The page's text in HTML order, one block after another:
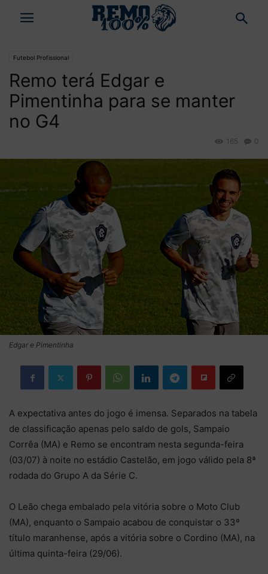
Futebol Profissional
Remo terá Edgar e
Pimentinha para se manter
no G4
0
165
Edgar e Pimentinha
A expectativa antes do jogo é imensa. Separados na tabela
de classificação apenas pelo saldo de gols, Sampaio
Corrêa (MA) e Remo se encontram nesta segunda-feira
(03/07) à noite no estádio Castelão, em jogo válido pela 8ª
rodada do Grupo A da Série C.
O Leão chega embalado pela vitória sobre o Moto Club
(MA), enquanto o Sampaio acabou de conquistar o 33º
título maranhense, após a vitória sobre o Cordino (MA), na
última quinta-feira (29/06).